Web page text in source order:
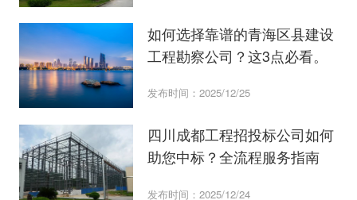
如何选择靠谱的青海区县建设
工程勘察公司？这3点必看。
发布时间：2025/12/25
四川成都工程招投标公司如何
助您中标？全流程服务指南
发布时间：2025/12/24